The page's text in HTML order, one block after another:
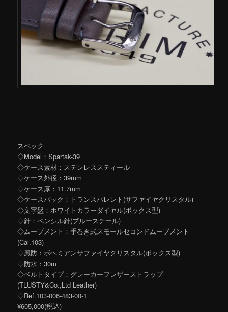
スペック
◇Model：Spartak-39
◇ケース素材：ステンレススティール
◇ケース外径：39mm
◇ケース厚：11.7mm
◇ケースバック：トランスパレント(サファイヤクリスタル)
◇文字盤：ホワイトカラーダイヤル(ボックス型)
◇針：ペンシル針(ブルースチール)
◇ムーブメント：手巻き式スモールセコンドムーブメント
(Cal.103)
◇風防：ボヘミアンサファイヤクリスタル(ボックス型)
◇防水：30m
◇ベルトタイプ：グレーカーフレザーストラップ
(TLUSTY&Co.,Ltd Leather)
◇Ref.103-006-483-00-1
¥605,000(税込)